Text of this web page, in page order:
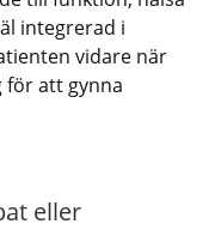
integrerad i
vidare när
för att gynna
eller